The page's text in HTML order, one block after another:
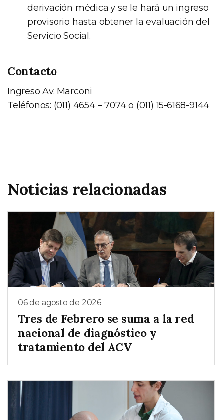
derivación médica y se le hará un ingreso
provisorio hasta obtener la evaluación del
Servicio Social.
Contacto
Ingreso Av. Marconi
Teléfonos: (011) 4654 – 7074 o (011) 15-6168-9144
Noticias relacionadas
06 de agosto de 2026
Tres de Febrero se suma a la red
nacional de diagnóstico y
tratamiento del ACV